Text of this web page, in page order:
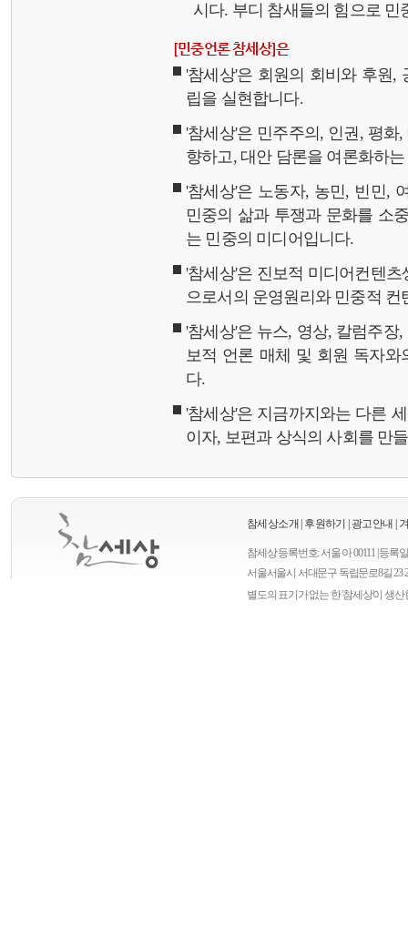
시다. 부디 참새들의 힘으로 민
[민중언론 참세상]은
'참세상'은 회원의 회비와 후원,
립을 실현합니다.
'참세상'은 민주주의, 인권, 평
향하고, 대안 담론을 여론화하
'참세상'은 노동자, 농민, 빈민,
민중의 삶과 투쟁과 문화를 소
는 민중의 미디어입니다.
'참세상'은 진보적 미디어컨텐
으로서의 운영원리와 민중적
'참세상'은 뉴스, 영상, 칼럼주
보적 언론 매체 및 회원 독자와
다.
'참세상'은 지금까지와는 다른
이자, 보편과 상식의 사회를 만
참세상소개 후원하기 광고안내
참세상 등록번호: 서울 아 00111 | 등록
서울서울시 서대문구 독립문로8길 23
별도의 표기가 없는 한 '참세상'이 생